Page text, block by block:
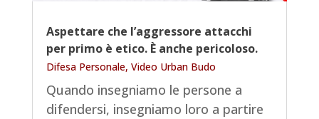
Aspettare che l’aggressore attacchi
per primo è etico. È anche pericoloso.
Difesa Personale, Video Urban Budo
Quando insegniamo le persone a
difendersi, insegniamo loro a partire